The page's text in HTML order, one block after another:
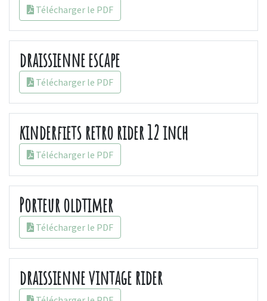
Télécharger le PDF
draissienne escape
Télécharger le PDF
kinderfiets retro rider 12 inch
Télécharger le PDF
Porteur oldtimer
Télécharger le PDF
draissienne vintage rider